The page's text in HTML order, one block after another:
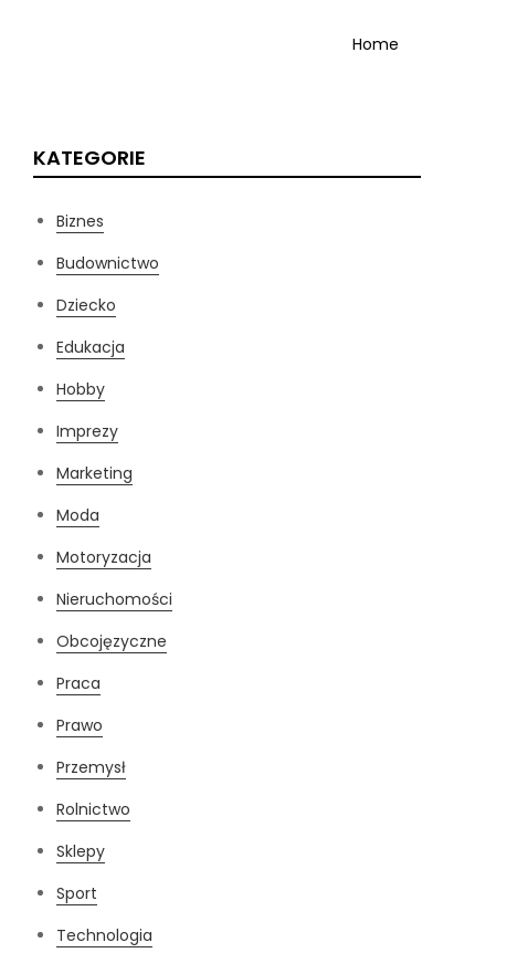
Home
KATEGORIE
Biznes
Budownictwo
Dziecko
Edukacja
Hobby
Imprezy
Marketing
Moda
Motoryzacja
Nieruchomości
Obcojęzyczne
Praca
Prawo
Przemysł
Rolnictwo
Sklepy
Sport
Technologia